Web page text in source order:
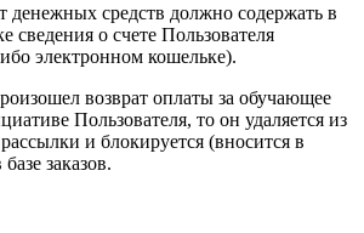
денежных средств должно содержать в
сведения о счете Пользователя
электронном кошельке).
возврат оплаты за обучающее
Пользователя, то он удаляется из
и блокируется (вносится в
заказов.